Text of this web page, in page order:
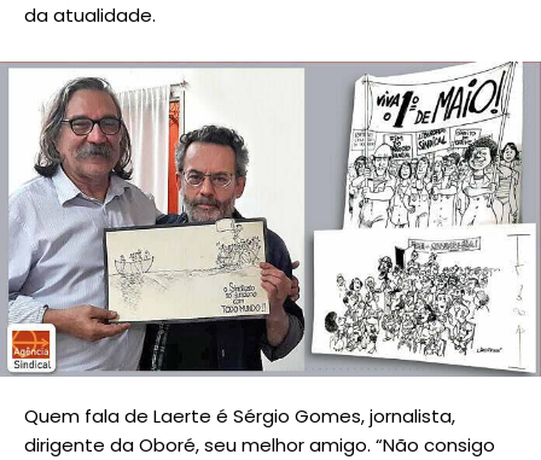
da atualidade.
Quem fala de Laerte é Sérgio Gomes, jornalista,
dirigente da Oboré, seu melhor amigo. “Não consigo